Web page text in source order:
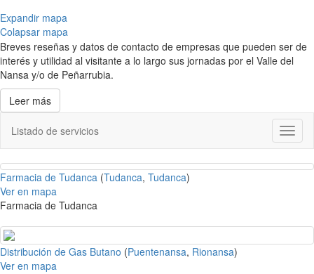
Expandir mapa
Colapsar mapa
Breves reseñas y datos de contacto de empresas que pueden ser de
interés y utilidad al visitante a lo largo sus jornadas por el Valle del
Nansa y/o de Peñarrubia.
Leer más
Listado de servicios
Farmacia de Tudanca (Tudanca, Tudanca)
Ver en mapa
Farmacia de Tudanca
Distribución de Gas Butano (Puentenansa, Rionansa)
Ver en mapa